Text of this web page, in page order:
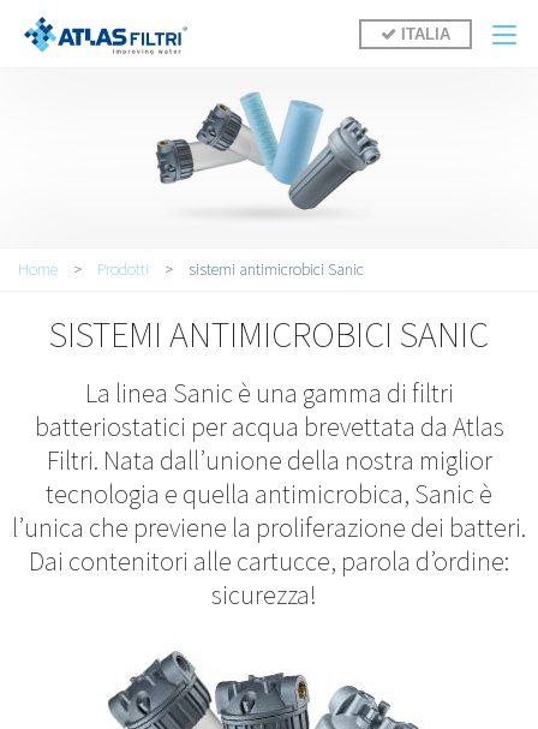
Salta al contenuto principale
ITALIA
Tu sei qui
Home > Prodotti > sistemi antimicrobici Sanic
SISTEMI ANTIMICROBICI SANIC
La linea Sanic è una gamma di filtri
batteriostatici per acqua brevettata da Atlas
Filtri. Nata dall’unione della nostra miglior
tecnologia e quella antimicrobica, Sanic è
l’unica che previene la proliferazione dei batteri.
Dai contenitori alle cartucce, parola d’ordine:
sicurezza!